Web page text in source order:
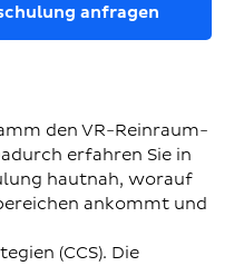
anfragen
den VR-Reinraum-
erfahren Sie in
hautnah, worauf
ankommt und
(CCS). Die